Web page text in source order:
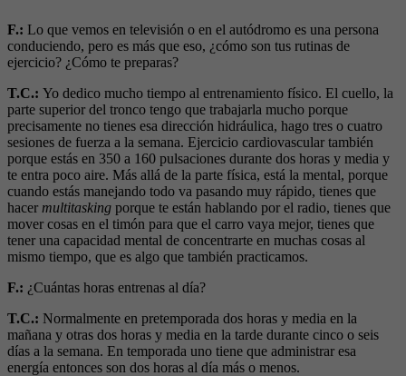
F.: Lo que vemos en televisión o en el autódromo es una persona
conduciendo, pero es más que eso, ¿cómo son tus rutinas de
ejercicio? ¿Cómo te preparas?
T.C.: Yo dedico mucho tiempo al entrenamiento físico. El cuello, la
parte superior del tronco tengo que trabajarla mucho porque
precisamente no tienes esa dirección hidráulica, hago tres o cuatro
sesiones de fuerza a la semana. Ejercicio cardiovascular también
porque estás en 350 a 160 pulsaciones durante dos horas y media y
te entra poco aire. Más allá de la parte física, está la mental, porque
cuando estás manejando todo va pasando muy rápido, tienes que
hacer multitasking porque te están hablando por el radio, tienes que
mover cosas en el timón para que el carro vaya mejor, tienes que
tener una capacidad mental de concentrarte en muchas cosas al
mismo tiempo, que es algo que también practicamos.
F.: ¿Cuántas horas entrenas al día?
T.C.: Normalmente en pretemporada dos horas y media en la
mañana y otras dos horas y media en la tarde durante cinco o seis
días a la semana. En temporada uno tiene que administrar esa
energía entonces son dos horas al día más o menos.